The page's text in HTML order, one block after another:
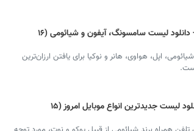
قیمت گوشی موبایل امروز + دانلود لیست سامسونگ، آیفون و شیائومی (۱۶
اپل، هواوی، هانر و نوکیا برای یافتن ارزان‌ترین
قیمت گوشی‌ شیائومی + دانلود لیست جدیدترین انواع موبایل امروز (۱۵